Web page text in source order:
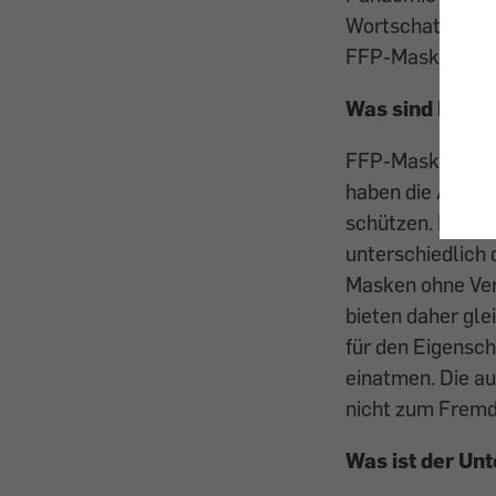
Wortschatzes
FFP-Maske
Was sind FFP-
FFP-Masken
haben die
schützen. Die
unterschiedlich
Masken ohne
bieten daher
für den
einatmen. Die
nicht zum
Was ist der